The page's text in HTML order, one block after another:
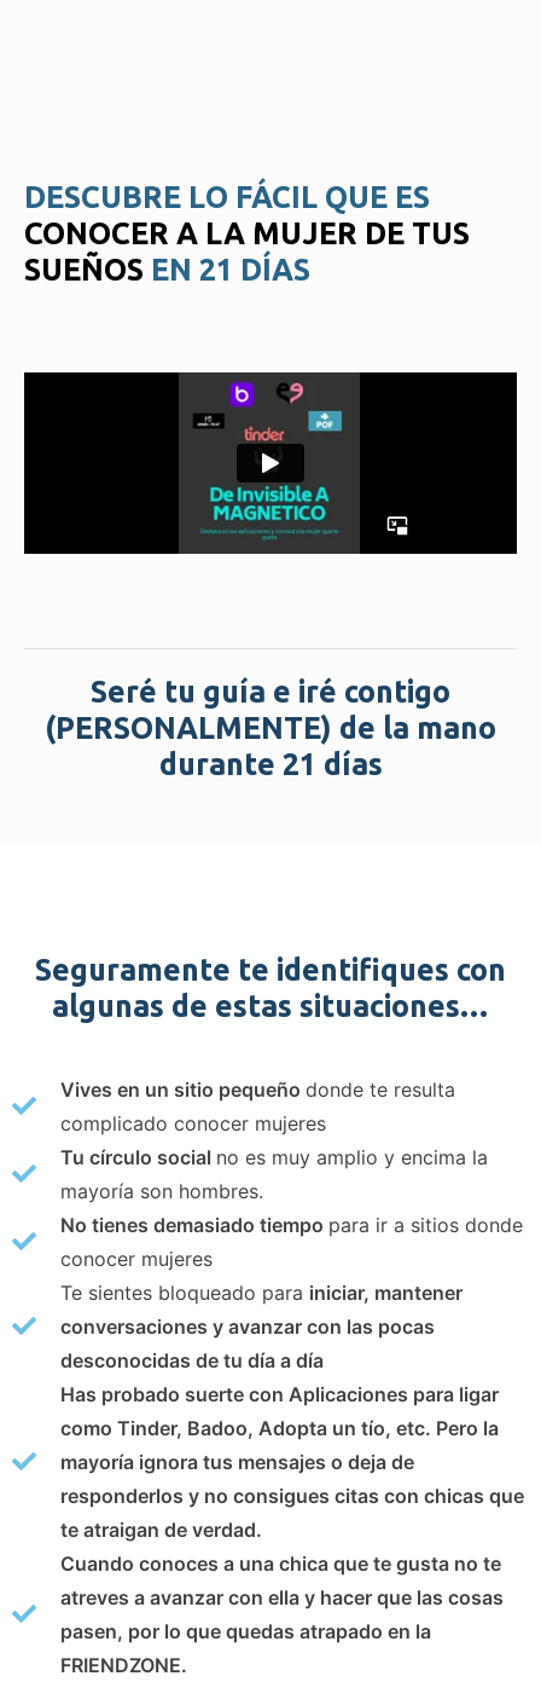
DESCUBRE LO FÁCIL QUE ES
CONOCER A LA MUJER DE TUS
SUEÑOS EN 21 DÍAS
Seré tu guía e iré contigo
(PERSONALMENTE) de la mano
durante 21 días
Seguramente te identifiques con
algunas de estas situaciones…
Vives en un sitio pequeño donde te resulta
complicado conocer mujeres
Tu círculo social no es muy amplio y encima la
mayoría son hombres.
No tienes demasiado tiempo para ir a sitios donde
conocer mujeres
Te sientes bloqueado para iniciar, mantener
conversaciones y avanzar con las pocas
desconocidas de tu día a día
Has probado suerte con Aplicaciones para ligar
como Tinder, Badoo, Adopta un tío, etc. Pero la
mayoría ignora tus mensajes o deja de
responderlos y no consigues citas con chicas que
te atraigan de verdad.
Cuando conoces a una chica que te gusta no te
atreves a avanzar con ella y hacer que las cosas
pasen, por lo que quedas atrapado en la
FRIENDZONE.